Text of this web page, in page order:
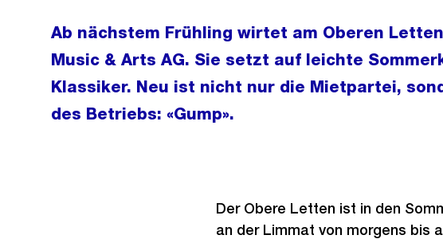
Ab nächstem Frühling wirtet am Oberen
Music & Arts AG. Sie setzt auf leichte
Klassiker. Neu ist nicht nur die Mietpartei,
des Betriebs: «Gump».
Der Obere Letten ist in den
an der Limmat von morgens bis